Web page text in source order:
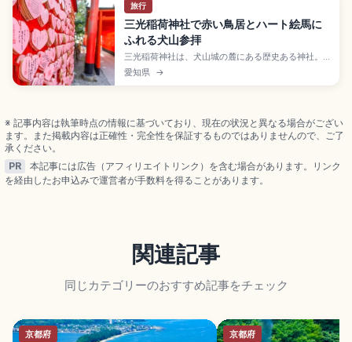
旅行
三光稲荷神社で赤い鳥居とハート絵馬に
ふれる犬山参拝
三光稲荷神社は、犬山城の麓にある歴史ある神社。
赤い鳥居やハートの絵馬、銭洗いなどを楽しみなが
ら参拝できます。初めて訪れる人に向けて、見どこ
愛知県 →
※ 記事内容は執筆時点の情報に基づいており、現在の状況と異なる場合がござい
ます。また掲載内容は正確性・完全性を保証するものではありませんので、ご了
承ください。
PR
本記事には広告（アフィリエイトリンク）を含む場合があります。リンク
を経由したお申込みで運営者が手数料を得ることがあります。
関連記事
同じカテゴリーのおすすめ記事をチェック
京都府 京都府